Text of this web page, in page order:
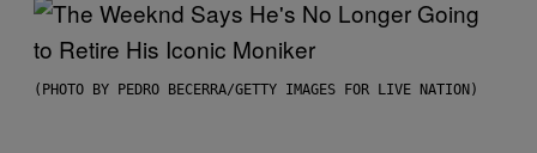
(PHOTO BY PEDRO BECERRA/GETTY IMAGES FOR LIVE NATION)